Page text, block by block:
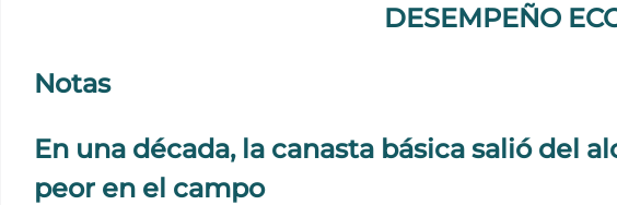
DESEMPEÑO
Notas
En una década, la canasta básica salió del
peor en el campo